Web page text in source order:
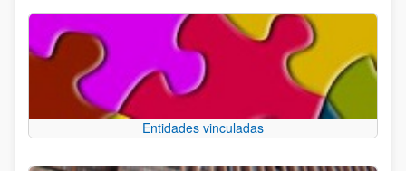
Entidades vinculadas